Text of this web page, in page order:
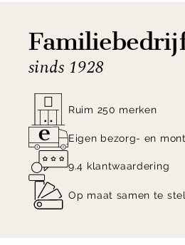
sinds 1928
Ruim 250 merken
Eigen bezorg- en
9.4 klantwaardering
Op maat samen te